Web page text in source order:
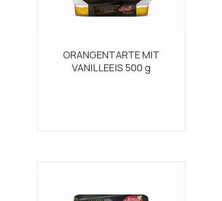
ORANGENTARTE MIT
VANILLEEIS 500 g